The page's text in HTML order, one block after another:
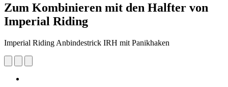
Zum Kombinieren mit den Halfter von
Imperial Riding
Imperial Riding Anbindestrick IRH mit Panikhaken